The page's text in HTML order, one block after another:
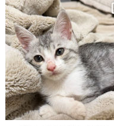
yayoinekokyoto
7月 9